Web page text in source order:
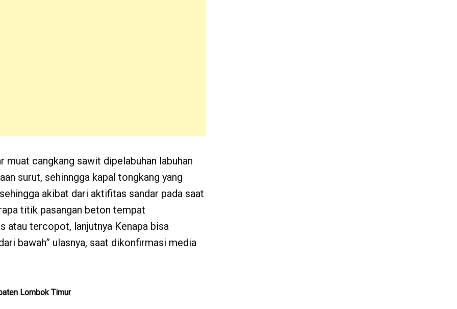
muat cangkang sawit dipelabuhan labuhan
surut, sehinngga kapal tongkang yang
akibat dari aktifitas sandar pada saat
titik pasangan beton tempat
atau tercopot, lanjutnya Kenapa bisa
bawah” ulasnya, saat dikonfirmasi media
Lombok Timur